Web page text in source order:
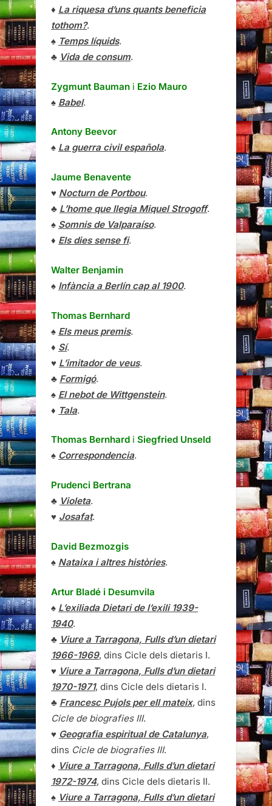
♦ La riquesa d’uns quants beneficia
tothom?.
♠ Temps líquids.
♣ Vida de consum.
Zygmunt Bauman i Ezio Mauro
♠ Babel.
Antony Beevor
♠ La guerra civil española.
Jaume Benavente
♥ Nocturn de Portbou.
♣ L’home que llegia Miquel Strogoff.
♠ Somnis de Valparaíso.
♦ Els dies sense fi.
Walter Benjamin
♠ Infància a Berlín cap al 1900.
Thomas Bernhard
♠ Els meus premis.
♦ Sí.
♥ L’imitador de veus.
♣ Formigó.
♠ El nebot de Wittgenstein.
♦ Tala.
Thomas Bernhard i Siegfried Unseld
♠ Correspondencia.
Prudenci Bertrana
♣ Violeta.
♥ Josafat.
David Bezmozgis
♠ Nataixa i altres històries.
Artur Bladé i Desumvila
♠ L’exiliada Dietari de l’exili 1939-
1940.
♣ Viure a Tarragona, Fulls d’un dietari
1966-1969, dins Cicle dels dietaris I.
♥ Viure a Tarragona, Fulls d’un dietari
1970-1971, dins Cicle dels dietaris I.
♣ Francesc Pujols per ell mateix, dins
Cicle de biografies III.
♥ Geografia espiritual de Catalunya,
dins Cicle de biografies III.
♦ Viure a Tarragona, Fulls d’un dietari
1972-1974, dins Cicle dels dietaris II.
♠ Viure a Tarragona, Fulls d’un dietari